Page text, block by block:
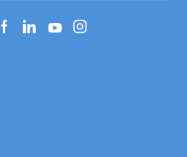
FacebookLinkedInYouTubeInstagram